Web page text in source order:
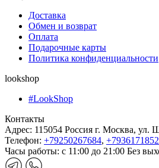
Доставка
Обмен и возврат
Оплата
Подарочные карты
Политика конфиденциальности
lookshop
#LookShop
Контакты
Адрес: 115054 Россия г. Москва, ул.
Телефон: +79250267684,
Часы работы: с 11:00 до 21:00 Без